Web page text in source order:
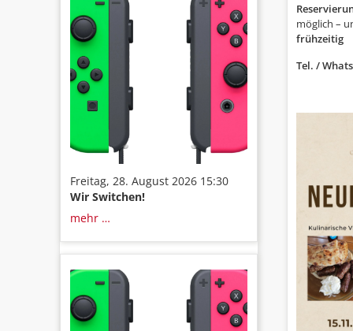
Freitag, 28. August 2026 15:30
Wir Switchen!
mehr …
möglich –
frühzeitig
Tel. /